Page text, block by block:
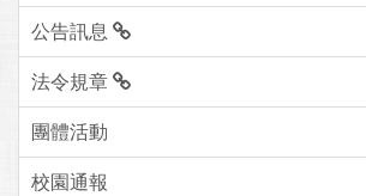
公告訊息
法令規章
團體活動
校園通報